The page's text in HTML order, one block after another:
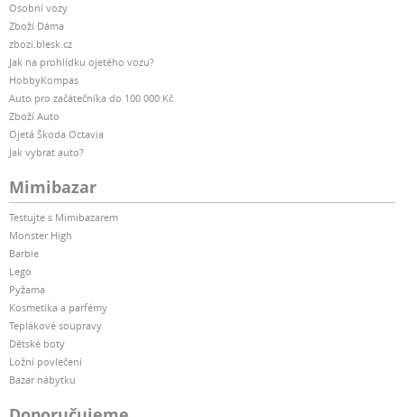
Osobní vozy
Zboží Dáma
zbozi.blesk.cz
Jak na prohlídku ojetého vozu?
HobbyKompas
Auto pro začátečníka do 100 000 Kč
Zboží Auto
Ojetá Škoda Octavia
Jak vybrat auto?
Mimibazar
Testujte s Mimibazarem
Monster High
Barbie
Lego
Pyžama
Kosmetika a parfémy
Teplákové soupravy
Dětské boty
Ložní povlečení
Bazar nábytku